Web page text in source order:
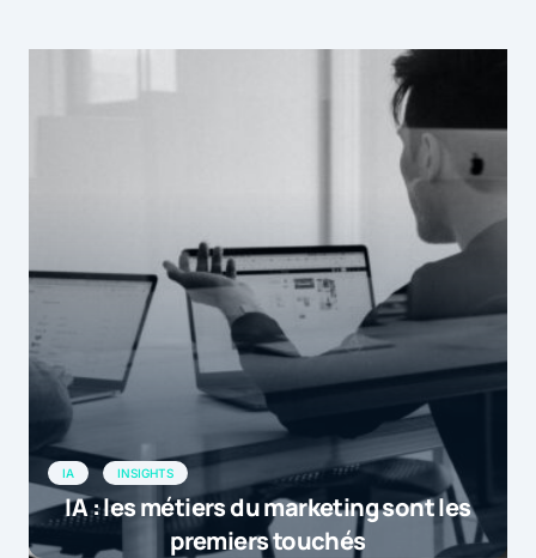
IA INSIGHTS
IA : les métiers du marketing sont les
premiers touchés